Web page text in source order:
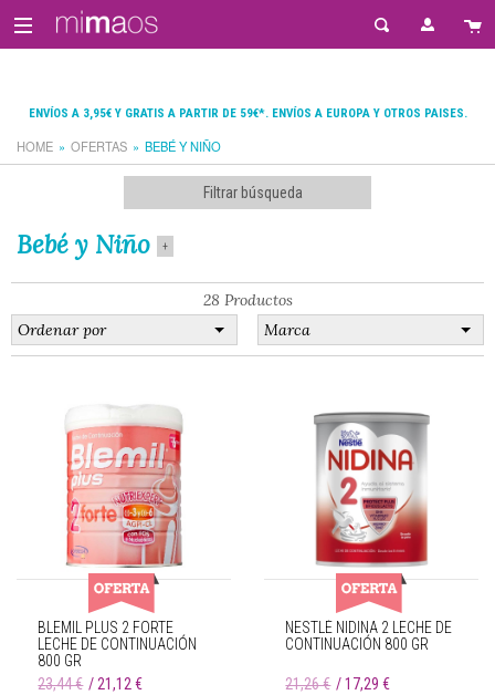
ENVÍOS A 3,95€ Y GRATIS A PARTIR DE 59€*. ENVÍOS A EUROPA Y OTROS PAISES.
HOME OFERTAS BEBÉ Y NIÑO
Filtrar búsqueda
Bebé y Niño +
28 Productos
BLEMIL PLUS 2 FORTE
LECHE DE CONTINUACIÓN
800 GR
23,44 €
21,12 €
NESTLÉ NIDINA 2 LECHE DE
CONTINUACIÓN 800 GR
21,26 € 17,29 €